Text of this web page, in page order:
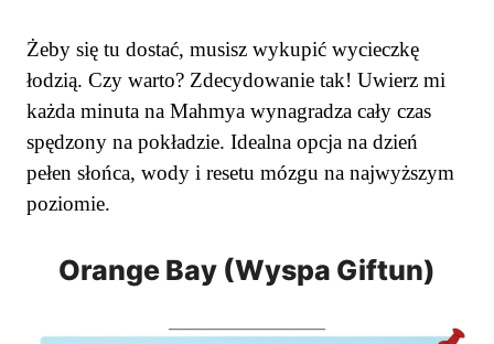
Żeby się tu dostać, musisz wykupić wycieczkę
łodzią. Czy warto? Zdecydowanie tak! Uwierz mi
każda minuta na Mahmya wynagradza cały czas
spędzony na pokładzie. Idealna opcja na dzień
pełen słońca, wody i resetu mózgu na najwyższym
poziomie.
Orange Bay (Wyspa Giftun)